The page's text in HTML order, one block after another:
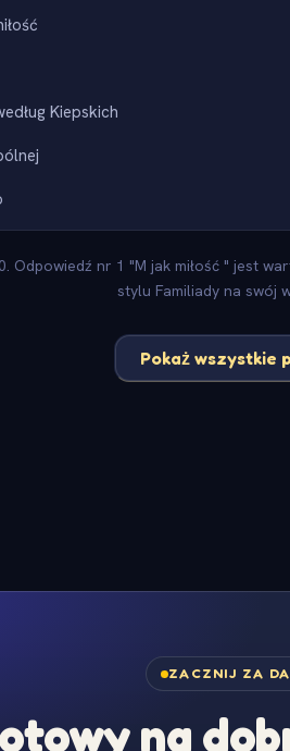
Kiepskich
Odpowiedź nr 1 "M jak miłość " jest
stylu Familiady na swój
Pokaż wszystkie
ZACZNIJ ZA
na